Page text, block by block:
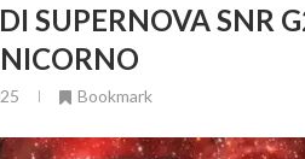
SUPERNOVA SNR
Bookmark